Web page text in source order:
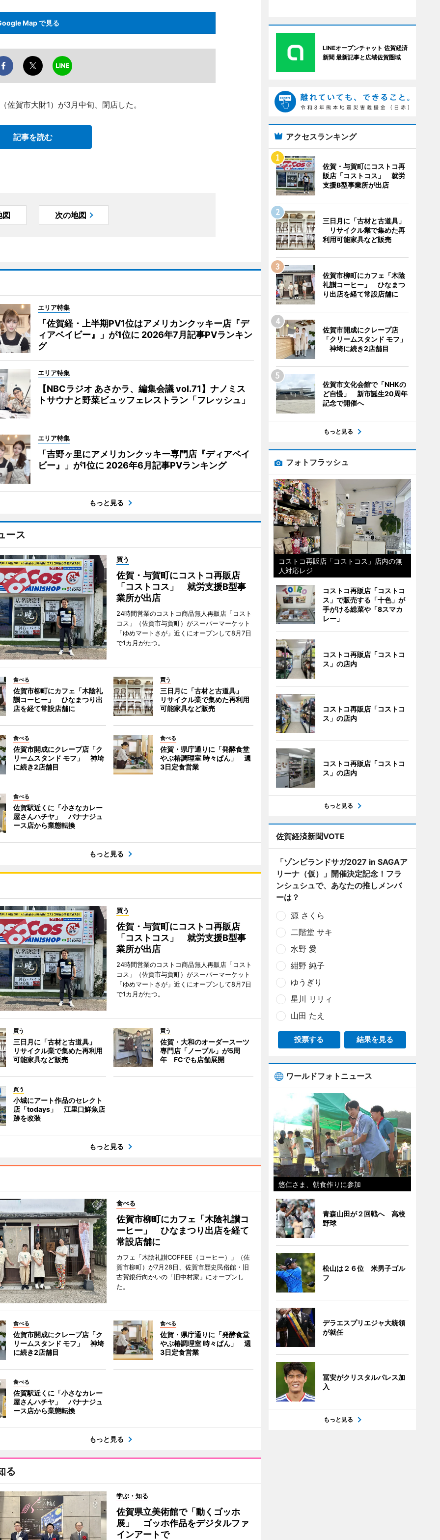
Map で見る
賀市大財1）が3月中旬、閉店した。
記事を読む
図 次の地図
エリア特集
「佐賀経・上半期PV1位はアメリカンクッキー店『デ
ィアベイビー』」が1位に 2026年7月記事PVランキン
グ
エリア特集
【NBCラジオ あさかラ、編集会議 vol.71】ナノミス
トサウナと野菜ビュッフェレストラン「フレッシュ」
エリア特集
「吉野ヶ里にアメリカンクッキー専門店『ディアベイ
ビー』」が1位に 2026年6月記事PVランキング
もっと見る
ース
買う
佐賀・与賀町にコストコ再販店
「コストコス」 就労支援B型事
業所が出店
24時間営業のコストコ商品無人再販店「コスト
コス」（佐賀市与賀町）がスーパーマーケット
「ゆめマートさが」近くにオープンして8月7日
で1カ月がたつ。
食べる
佐賀市柳町にカフェ「木陰礼
讃コーヒー」 ひなまつり出
店を経て常設店舗に
買う
三日月に「古材と古道具」
リサイクル業で集めた再利用
可能家具など販売
食べる
佐賀市開成にクレープ店「ク
リームスタンド モフ」 神埼
に続き2店舗目
食べる
佐賀・県庁通りに「発酵食堂
やぶ椿調理室 時々ぱん」 週
3日定食営業
食べる
佐賀駅近くに「小さなカレー
屋さんハチヤ」 バナナジュ
ース店から業態転換
もっと見る
買う
佐賀・与賀町にコストコ再販店
「コストコス」 就労支援B型事
業所が出店
24時間営業のコストコ商品無人再販店「コスト
コス」（佐賀市与賀町）がスーパーマーケット
「ゆめマートさが」近くにオープンして8月7日
で1カ月がたつ。
買う
三日月に「古材と古道具」
リサイクル業で集めた再利用
可能家具など販売
買う
佐賀・大和のオーダースーツ
専門店「ノーブル」が5周
年 FCでも店舗展開
買う
小城にアート作品のセレクト
店「todays」 江里口鮮魚店
跡を改装
もっと見る
食べる
佐賀市柳町にカフェ「木陰礼讃コ
ーヒー」 ひなまつり出店を経て
常設店舗に
カフェ「木陰礼讃COFFEE（コーヒー）」（佐
賀市柳町）が7月28日、佐賀市歴史民俗館・旧
古賀銀行向かいの「旧中村家」にオープンし
た。
食べる
佐賀市開成にクレープ店「ク
リームスタンド モフ」 神埼
に続き2店舗目
食べる
佐賀・県庁通りに「発酵食堂
やぶ椿調理室 時々ぱん」 週
3日定食営業
食べる
佐賀駅近くに「小さなカレー
屋さんハチヤ」 バナナジュ
ース店から業態転換
もっと見る
る
学ぶ・知る
佐賀県立美術館で「動くゴッホ
展」 ゴッホ作品をデジタルファ
インアートで
LINEオープンチャット 佐賀経済
新聞 最新記事と広域佐賀圏域
アクセスランキング
佐賀・与賀町にコストコ再
販店「コストコス」 就労
支援B型事業所が出店
三日月に「古材と古道具」
リサイクル業で集めた再
利用可能家具など販売
佐賀市柳町にカフェ「木陰
礼讃コーヒー」 ひなまつ
り出店を経て常設店舗に
佐賀市開成にクレープ店
「クリームスタンド モフ」
神埼に続き2店舗目
佐賀市文化会館で「NHKの
ど自慢」 新市誕生20周年
記念で開催へ
もっと見る
フォトフラッシュ
コストコ再販店「コストコス」店内の無
人対応レジ
コストコ再販店「コストコ
ス」で販売する「十色」が
手がける総菜や「8スマカ
レー」
コストコ再販店「コストコ
ス」の店内
コストコ再販店「コストコ
ス」の店内
コストコ再販店「コストコ
ス」の店内
もっと見る
佐賀経済新聞VOTE
「ゾンビランドサガ2027 in SAGAア
リーナ（仮）」開催決定記念！フラ
ンシュシュで、あなたの推しメンバ
ーは？
源 さくら
二階堂 サキ
水野 愛
紺野 純子
ゆうぎり
星川 リリィ
山田 たえ
投票する 結果を見る
ワールドフォトニュース
悠仁さま、朝食作りに参加
青森山田が２回戦へ 高校
野球
松山は２６位 米男子ゴル
フ
デラエスプリエジャ大統領
が就任
冨安がクリスタルパレス加
入
もっと見る